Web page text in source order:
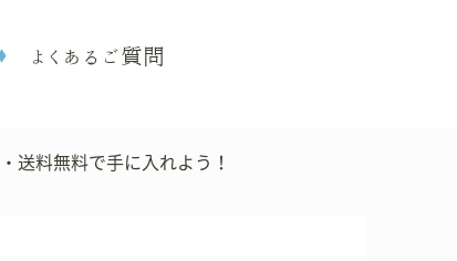
よくあるご質問
送料無料で手に入れよう！